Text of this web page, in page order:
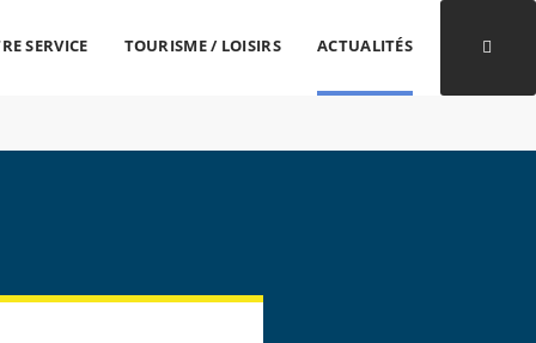
SERVICE TOURISME / LOISIRS ACTUALITÉS